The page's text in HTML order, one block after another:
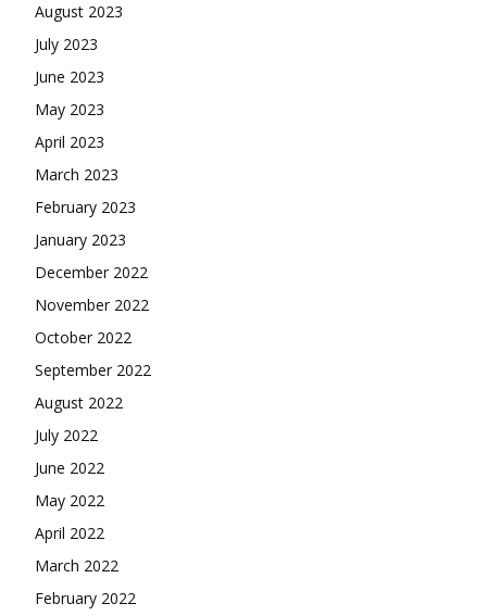
August 2023
July 2023
June 2023
May 2023
April 2023
March 2023
February 2023
January 2023
December 2022
November 2022
October 2022
September 2022
August 2022
July 2022
June 2022
May 2022
April 2022
March 2022
February 2022